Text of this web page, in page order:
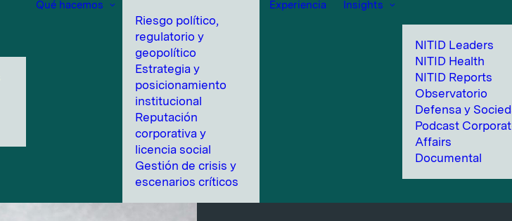
Qué hacemos
Riesgo político,
regulatorio y
geopolítico
Estrategia y
posicionamiento
institucional
Reputación
corporativa y
licencia social
Gestión de crisis y
escenarios críticos
Experiencia Insights
NITID Leaders
NITID Health
NITID Reports
Observatorio
Defensa y
Podcast
Affairs
Documental